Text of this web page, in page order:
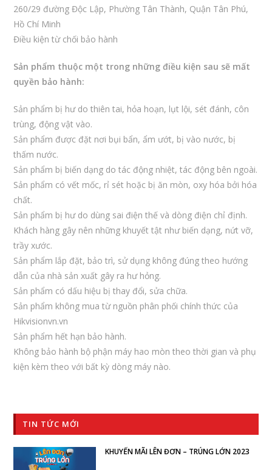
260/29 đường Độc Lập, Phường Tân Thành, Quận Tân Phú,
Hồ Chí Minh
Điều kiện từ chối bảo hành
Sản phẩm thuộc một trong những điều kiện sau sẽ mất
quyền bảo hành:
Sản phẩm bị hư do thiên tai, hỏa hoạn, lụt lội, sét đánh, côn
trùng, động vật vào.
Sản phẩm được đặt nơi bụi bẩn, ẩm ướt, bị vào nước, bị
thấm nước.
Sản phẩm bị biến dạng do tác động nhiệt, tác động bên ngoài.
Sản phẩm có vết mốc, rỉ sét hoặc bị ăn mòn, oxy hóa bởi hóa
chất.
Sản phẩm bị hư do dùng sai điện thế và dòng điện chỉ định.
Khách hàng gây nên những khuyết tật như biến dạng, nứt vỡ,
trầy xước.
Sản phẩm lắp đặt, bảo trì, sử dụng không đúng theo hướng
dẫn của nhà sản xuất gây ra hư hỏng.
Sản phẩm có dấu hiệu bị thay đổi, sửa chữa.
Sản phẩm không mua từ nguồn phân phối chính thức của
Hikvisionvn.vn
Sản phẩm hết hạn bảo hành.
Không bảo hành bộ phận máy hao mòn theo thời gian và phụ
kiện kèm theo với bất kỳ dòng máy nào.
TIN TỨC MỚI
KHUYẾN MÃI LÊN ĐƠN – TRÚNG LỚN 2023